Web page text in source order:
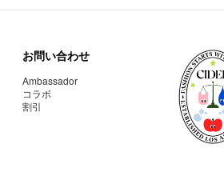
お問い合わせ
Ambassador
コラボ
割引